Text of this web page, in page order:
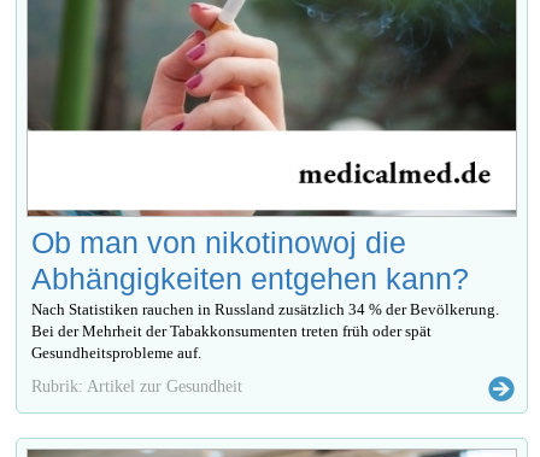
Ob man von nikotinowoj die
Abhängigkeiten entgehen kann?
Nach Statistiken rauchen in Russland zusätzlich 34 % der Bevölkerung.
Bei der Mehrheit der Tabakkonsumenten treten früh oder spät
Gesundheitsprobleme auf.
Rubrik: Artikel zur Gesundheit